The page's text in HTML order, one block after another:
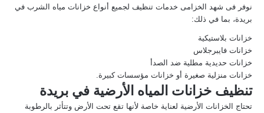
نوفر فى شهد الخزامى خدمات تنظيف لجميع أنواع خزانات مياه الشرب في
بريدة، بما في ذلك:
خزانات بلاستيكية
خزانات فايبرجلاس
خزانات حديدية مطلية ضد الصدأ
خزانات منزلية صغيرة أو خزانات مؤسسات كبيرة.
تنظيف خزانات المياه الأرضية في بريدة
تحتاج الخزانات الأرضية لعناية خاصة لأنها تقع تحت الأرض وتتأثر بالرطوبة